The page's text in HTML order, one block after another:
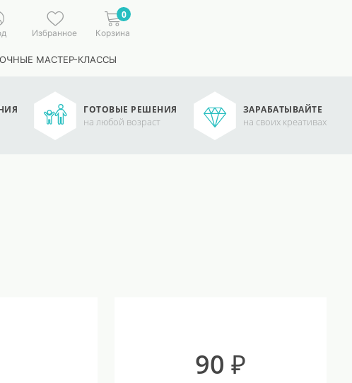
Избранное
0
Корзина
ОЧНЫЕ МАСТЕР-КЛАССЫ
ГОТОВЫЕ РЕШЕНИЯ
на любой возраст
ЗАРАБАТЫВАЙТЕ
на своих креативах
90 ₽